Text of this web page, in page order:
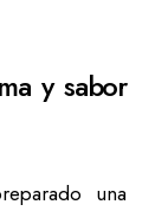
y sabor
una